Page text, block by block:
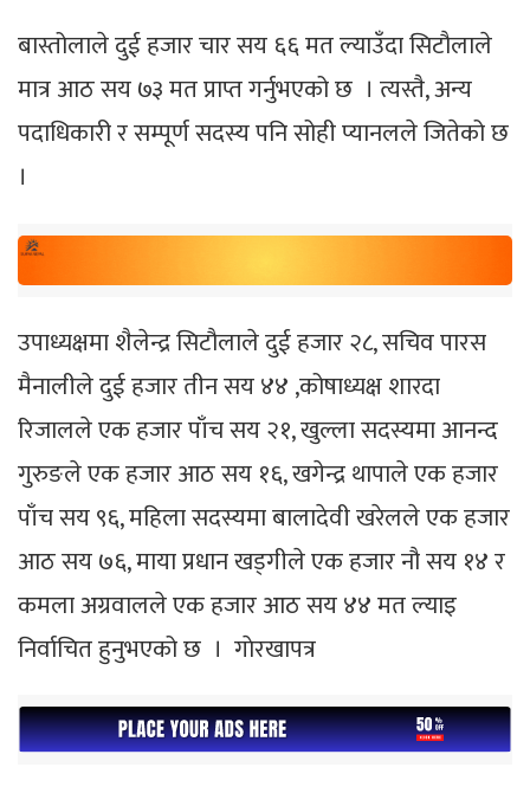
बास्तोलाले दुई हजार चार सय ६६ मत ल्याउँदा सिटौलाले
मात्र आठ सय ७३ मत प्राप्त गर्नुभएको छ । त्यस्तै, अन्य
पदाधिकारी र सम्पूर्ण सदस्य पनि सोही प्यानलले जितेको छ
।
उपाध्यक्षमा शैलेन्द्र सिटौलाले दुई हजार २८, सचिव पारस
मैनालीले दुई हजार तीन सय ४४ ,कोषाध्यक्ष शारदा
रिजालले एक हजार पाँच सय २१, खुल्ला सदस्यमा आनन्द
गुरुङले एक हजार आठ सय १६, खगेन्द्र थापाले एक हजार
पाँच सय ९६, महिला सदस्यमा बालादेवी खरेलले एक हजार
आठ सय ७६, माया प्रधान खड्गीले एक हजार नौ सय १४ र
कमला अग्रवालले एक हजार आठ सय ४४ मत ल्याइ
निर्वाचित हुनुभएको छ । गाेरखापत्र